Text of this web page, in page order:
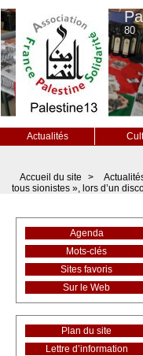
80
Actualités
Accueil du site >
tous sionistes », lors d’un
Agenda
Mots-clés
Sites favoris
Sur le Web
Plan du site
Lettre d’information